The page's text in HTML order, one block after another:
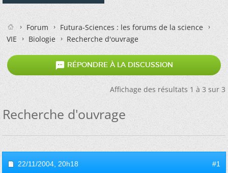
Forum
Futura-Sciences : les forums de la science
VIE
Biologie Recherche d'ouvrage
 RÉPONDRE À LA DISCUSSION
Affichage des résultats 1 à 3 sur 3
Recherche d'ouvrage
22/11/2004, 20h18 #1